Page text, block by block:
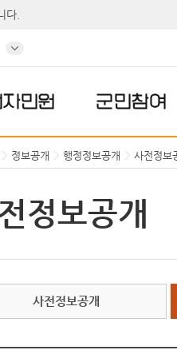
다.
민원 군민참여
정보공개 행정정보공개 사전정보
정보공개
사전정보공개